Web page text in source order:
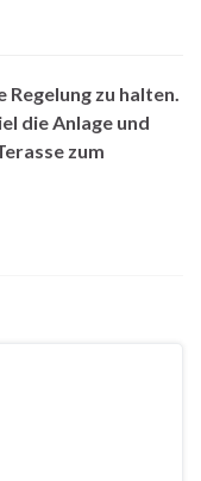
zu halten.
die Anlage und
zum